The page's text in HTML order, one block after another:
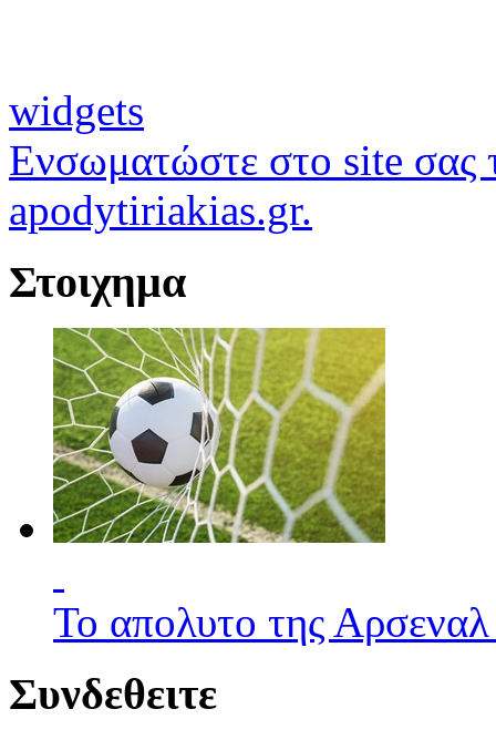
widgets
Ενσωματώστε στο site σας
apodytiriakias.gr.
Στοιχημα
Το απολυτο της
Συνδεθειτε